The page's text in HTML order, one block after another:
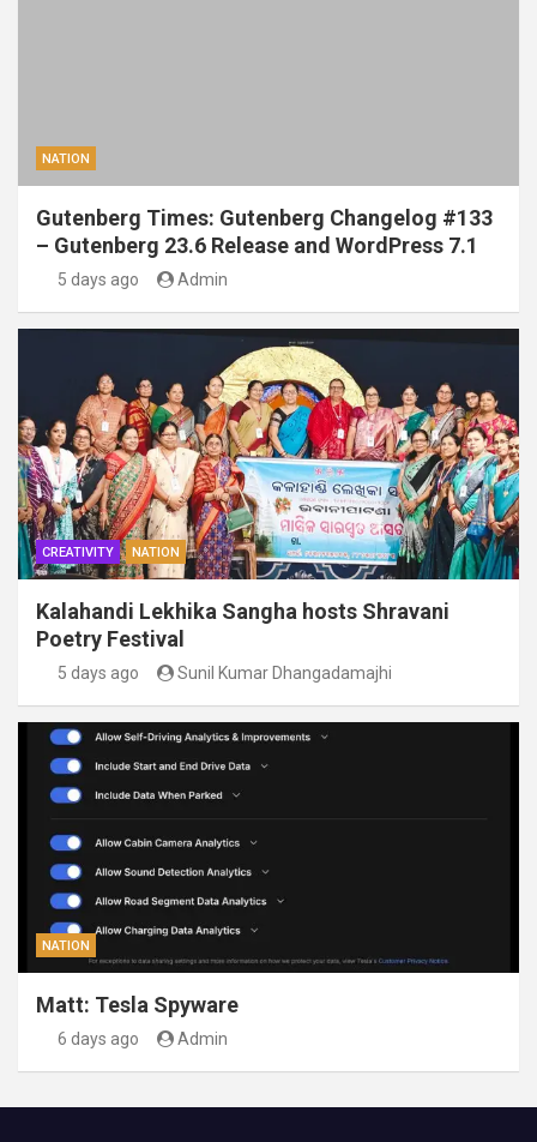
NATION
Gutenberg Times: Gutenberg Changelog #133
– Gutenberg 23.6 Release and WordPress 7.1
5 days ago Admin
CREATIVITY NATION
Kalahandi Lekhika Sangha hosts Shravani
Poetry Festival
5 days ago Sunil Kumar Dhangadamajhi
NATION
Matt: Tesla Spyware
6 days ago Admin